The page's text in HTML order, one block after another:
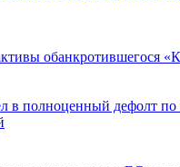
обанкротившегося
в полноценный дефолт по